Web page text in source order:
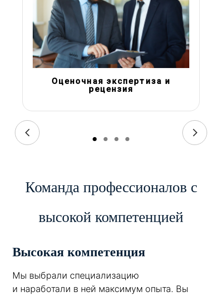
Оценочная экспертиза и
рецензия
Команда профессионалов с
высокой компетенцией
Высокая компетенция
Мы выбрали специализацию
и наработали в ней максимум опыта. Вы